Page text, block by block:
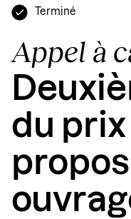
Terminé
Appel à
du prix